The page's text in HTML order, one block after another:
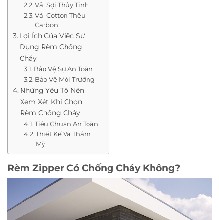
Vải Sợi Thủy Tinh
Vải Cotton Thêu
Carbon
Lợi Ích Của Việc Sử
Dụng Rèm Chống
Cháy
Bảo Vệ Sự An Toàn
Bảo Vệ Môi Trường
Những Yếu Tố Nên
Xem Xét Khi Chọn
Rèm Chống Cháy
Tiêu Chuẩn An Toàn
Thiết Kế Và Thẩm
Mỹ
Rèm Zipper Có Chống Cháy Không?